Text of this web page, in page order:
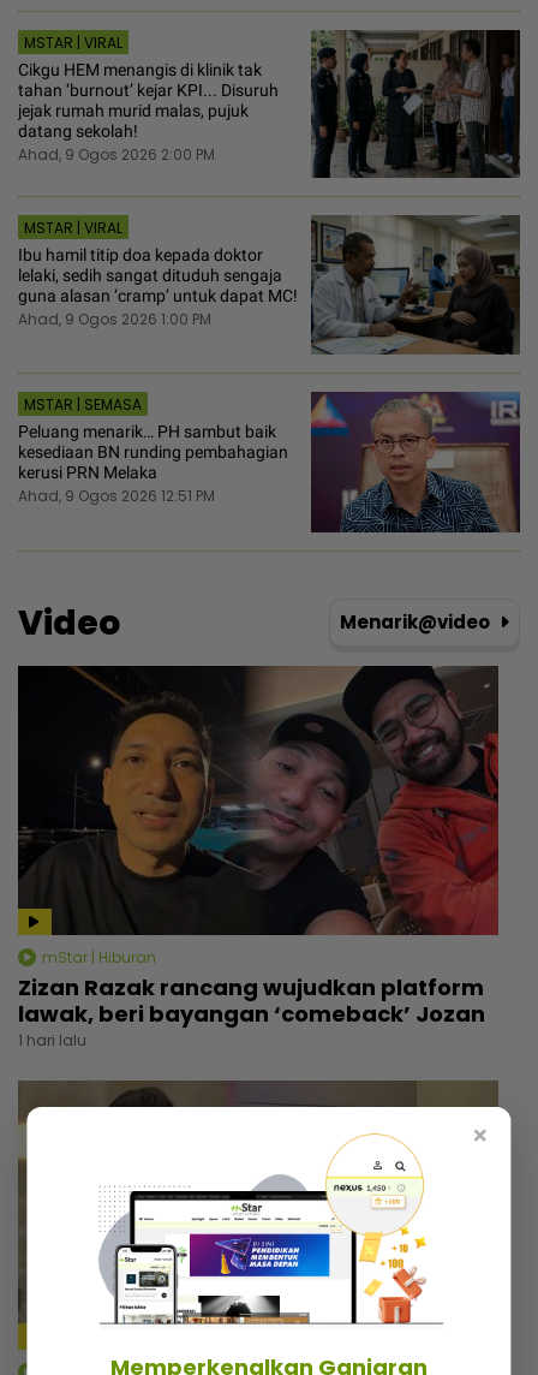
MSTAR | VIRAL
Cikgu HEM menangis di klinik tak
tahan ‘burnout’ kejar KPI... Disuruh
jejak rumah murid malas, pujuk
datang sekolah!
Ahad, 9 Ogos 2026 2:00 PM
MSTAR | VIRAL
Ibu hamil titip doa kepada doktor
lelaki, sedih sangat dituduh sengaja
guna alasan ‘cramp’ untuk dapat MC!
Ahad, 9 Ogos 2026 1:00 PM
MSTAR | SEMASA
Peluang menarik… PH sambut baik
kesediaan BN runding pembahagian
kerusi PRN Melaka
Ahad, 9 Ogos 2026 12:51 PM
Video Menarik@video
mStar | Hiburan
Zizan Razak rancang wujudkan platform
lawak, beri bayangan ‘comeback’ Jozan
1 hari lalu
×
Memperkenalkan Ganjaran